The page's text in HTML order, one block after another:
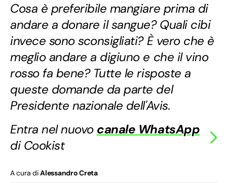
Cosa è preferibile mangiare prima di
andare a donare il sangue? Quali cibi
invece sono sconsigliati? È vero che è
meglio andare a digiuno e che il vino
rosso fa bene? Tutte le risposte a
queste domande da parte del
Presidente nazionale dell'Avis.
Entra nel nuovo canale WhatsApp
di Cookist
A cura diAlessandro Creta